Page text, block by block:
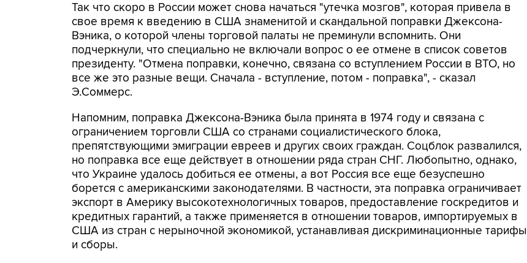
Так что скоро в России может снова начаться "утечка мозгов", которая привела в
свое время к введению в США знаменитой и скандальной поправки Джексона-
Вэника, о которой члены торговой палаты не преминули вспомнить. Они
подчеркнули, что специально не включали вопрос о ее отмене в список советов
президенту. "Отмена поправки, конечно, связана со вступлением России в ВТО, но
все же это разные вещи. Сначала - вступление, потом - поправка", - сказал
Э.Соммерс.
Напомним, поправка Джексона-Вэника была принята в 1974 году и связана с
ограничением торговли США со странами социалистического блока,
препятствующими эмиграции евреев и других своих граждан. Соцблок развалился,
но поправка все еще действует в отношении ряда стран СНГ. Любопытно, однако,
что Украине удалось добиться ее отмены, а вот Россия все еще безуспешно
борется с американскими законодателями. В частности, эта поправка ограничивает
экспорт в Америку высокотехнологичных товаров, предоставление госкредитов и
кредитных гарантий, а также применяется в отношении товаров, импортируемых в
США из стран с нерыночной экономикой, устанавливая дискриминационные тарифы
и сборы.